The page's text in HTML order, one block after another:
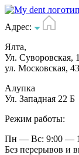
Адрес:
Ялта,
Ул. Суворовская,
ул. Московская, 43
Алупка
Ул. Западная 22 Б
Режим работы:
Пн — Вс: 9:00 —
Без перерывов и